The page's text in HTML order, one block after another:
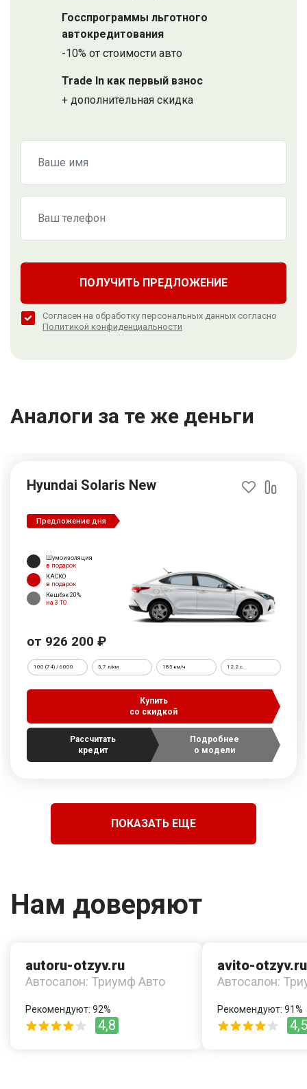
Госспрограммы льготного
автокредитования
-10% от стоимости авто
Trade In как первый взнос
+ дополнительная скидка
ПОЛУЧИТЬ ПРЕДЛОЖЕНИЕ
Согласен на обработку персональных данных согласно
Политикой конфиденциальности
Аналоги за те же деньги
Hyundai Solaris New
Предложение дня
Шумоизоляция
в подарок
КАСКО
в подарок
Кешбэк 20%
на 3 ТО
от 926 200 ₽
100 (74) / 6000 5,7 л/км 185 км/ч 12.2 c.
Купить
со скидкой
Рассчитать
кредит
Подробнее
о модели
ПОКАЗАТЬ ЕЩЕ
Нам доверяют
autoru-otzyv.ru
Автосалон: Триумф Авто
Рекомендуют: 92%
4,8
avito-otzyv.ru
Автосалон:
Рекомендуют: 91%
4,5